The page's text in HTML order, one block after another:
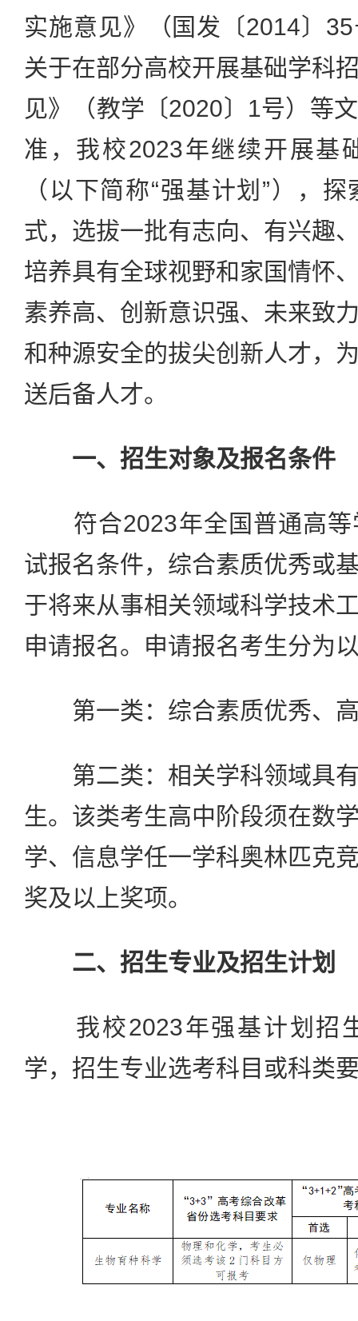
实施意见》（国发〔2014〕
关于在部分高校开展基础学科
见》（教学〔2020〕1号）等
准，我校2023年继续开展基
（以下简称“强基计划”），
式，选拔一批有志向、有兴趣
培养具有全球视野和家国情怀
素养高、创新意识强、未来致
和种源安全的拔尖创新人才，
送后备人才。
一、招生对象及报名条件
符合2023年全国普通高等
试报名条件，综合素质优秀或
于将来从事相关领域科学技术
申请报名。申请报名考生分为
第一类：综合素质优秀、高
第二类：相关学科领域具有
生。该类考生高中阶段须在数
学、信息学任一学科奥林匹克
奖及以上奖项。
二、招生专业及招生计划
我校2023年强基计划招
学，招生专业选考科目或科类